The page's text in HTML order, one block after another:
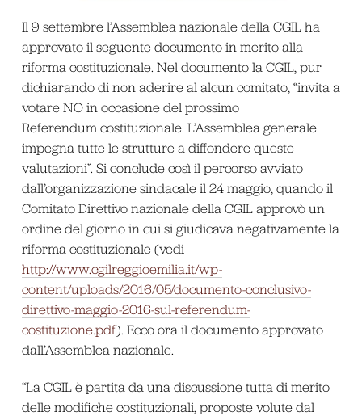
Il 9 settembre l’Assemblea nazionale della CGIL ha
approvato il seguente documento in merito alla
riforma costituzionale. Nel documento la CGIL, pur
dichiarando di non aderire al alcun comitato, “invita a
votare NO in occasione del prossimo
Referendum costituzionale. L’Assemblea generale
impegna tutte le strutture a diffondere queste
valutazioni”. Si conclude così il percorso avviato
dall’organizzazione sindacale il 24 maggio, quando il
Comitato Direttivo nazionale della CGIL approvò un
ordine del giorno in cui si giudicava negativamente la
riforma costituzionale (vedi
http://www.cgilreggioemilia.it/wp-
content/uploads/2016/05/documento-conclusivo-
direttivo-maggio-2016-sul-referendum-
costituzione.pdf). Ecco ora il documento approvato
dall’Assemblea nazionale.
“La CGIL è partita da una discussione tutta di merito
delle modifiche costituzionali, proposte volute dal